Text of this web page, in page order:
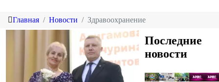
Главная Новости Здравоохранение
Последние
новости